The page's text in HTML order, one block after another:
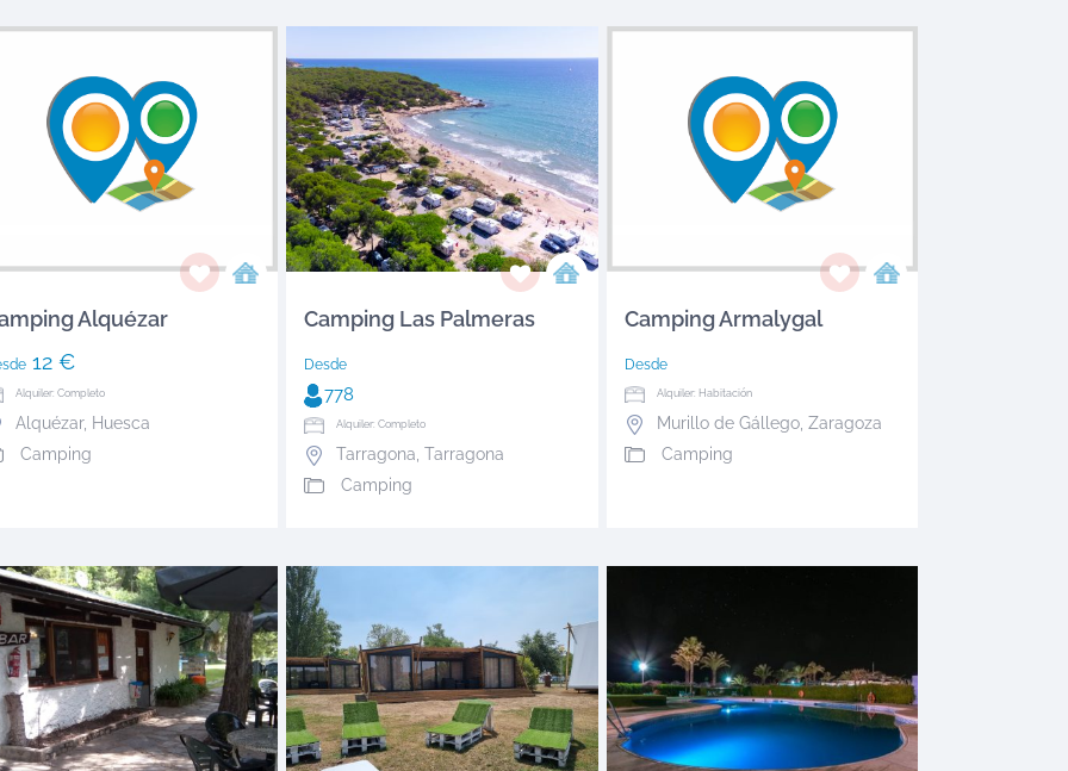
Alquézar
12 €
Alquiler: Completo
Alquézar, Huesca
Camping
Camping Las Palmeras
Desde
778
Alquiler: Completo
Tarragona, Tarragona
Camping
Camping Armalygal
Desde
Alquiler: Habitación
Murillo de Gállego, Zaragoza
Camping